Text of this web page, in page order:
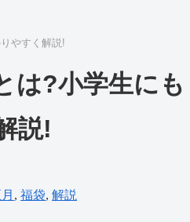
やすく解説!
は?小学生にも
説!
, 福袋, 解説